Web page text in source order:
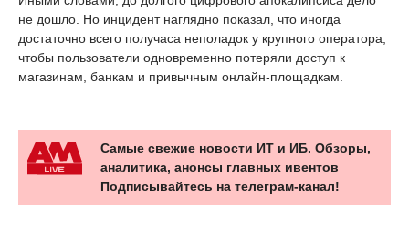
не дошло. Но инцидент наглядно показал, что иногда
достаточно всего получаса неполадок у крупного оператора,
чтобы пользователи одновременно потеряли доступ к
магазинам, банкам и привычным онлайн-площадкам.
Самые свежие новости ИТ и ИБ. Обзоры,
аналитика, анонсы главных ивентов
Подписывайтесь на телеграм-канал!